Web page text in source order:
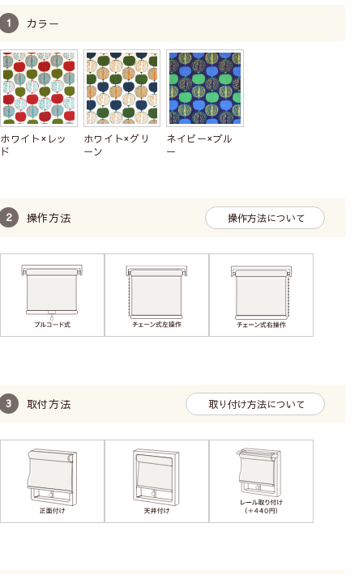
下地があるか確認しま
しょう。
天井付け
窓枠の内側に取付けま
間仕切りや干渉物があ
す。
カーテンレール付け
賃貸でも穴をあけずに
取付可能です。カーテ
注意ください。
カラー
ホワイト×レッ
ド
ホワイト×グリ
ーン
ネイビー×ブル
ー
操作方法 操作方法について
取付方法 取り付け方法について